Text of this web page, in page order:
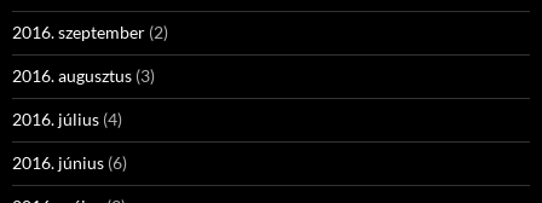
2016. szeptember (2)
2016. augusztus (3)
2016. július (4)
2016. június (6)